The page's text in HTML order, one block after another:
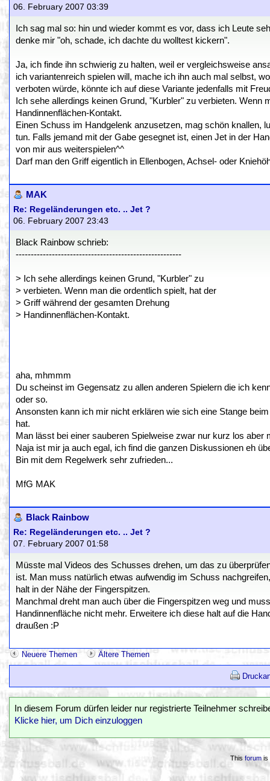
06. February 2007 03:39
Ich sag mal so: hin und wieder kommt es vor, dass ich Leute
denke mir "oh, schade, ich dachte du wolltest kickern".
Ja, ich finde ihn schwierig zu halten, weil er vergleichsweise
ich variantenreich spielen will, mache ich ihn auch mal selbst,
verboten würde, könnte ich auf diese Variante jedenfalls mit
Ich sehe allerdings keinen Grund, "Kurbler" zu verbieten.
Handinnenflächen-Kontakt.
Einen Schuss im Handgelenk anzusetzen, mag schön knallen,
tun. Falls jemand mit der Gabe gesegnet ist, einen Jet in der
von mir aus weiterspielen^^
Darf man den Griff eigentlich in Ellenbogen, Achsel- oder
MAK
Re: Regeländerungen etc. .. Jet ?
06. February 2007 23:43
Black Rainbow schrieb:
-------------------------------------------------------
> Ich sehe allerdings keinen Grund, "Kurbler" zu
> verbieten. Wenn man die ordentlich spielt, hat der
> Griff während der gesamten Drehung
> Handinnenflächen-Kontakt.
aha, mhmmm
Du scheinst im Gegensatz zu allen anderen Spielern die ich
oder so.
Ansonsten kann ich mir nicht erklären wie sich eine Stange
hat.
Man lässt bei einer sauberen Spielweise zwar nur kurz los aber
Naja ist mir ja auch egal, ich find die ganzen Diskussionen eh
Bin mit dem Regelwerk sehr zufrieden...
MfG MAK
Black Rainbow
Re: Regeländerungen etc. .. Jet ?
07. February 2007 01:58
Müsste mal Videos des Schusses drehen, um das zu
ist. Man muss natürlich etwas aufwendig im Schuss
halt in der Nähe der Fingerspitzen.
Manchmal dreht man auch über die Fingerspitzen weg und
Handinnenfläche nicht mehr. Erweitere ich diese halt auf die
draußen :P
Neuere Themen Ältere Themen
In diesem Forum dürfen leider nur registrierte Teilnehmer
Klicke hier, um Dich einzuloggen
This forumis